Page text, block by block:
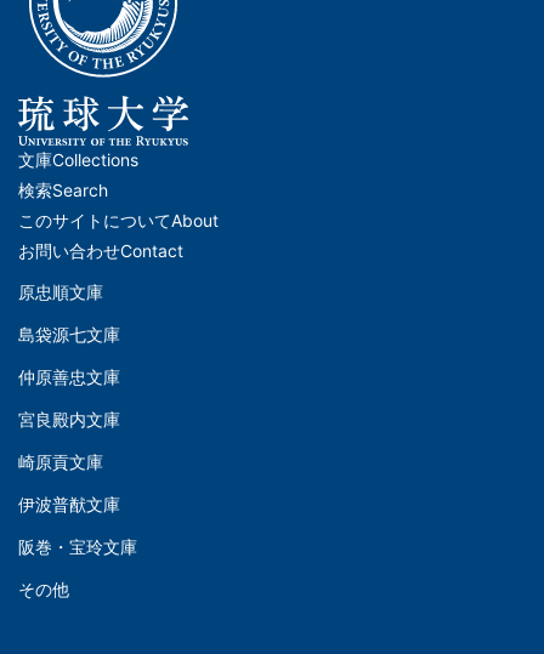
メ
イ
ン
ナ
ビ
ー
シ
ョ
ン
ッ
タ
文庫Collections
検索Search
このサイトについてAbout
お問い合わせContact
文
(Left)
原忠順文庫
島袋源七文庫
仲原善忠文庫
文
(Middle)
宮良殿内文庫
崎原貢文庫
伊波普猷文庫
文
庫
阪巻・宝玲文庫
その他